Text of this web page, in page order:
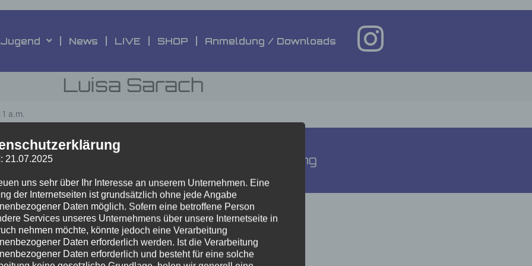
Jugend News LIVE SHOP Anmeldung / Downloads
Luisa Sarach
a.m.
Datenschutzerklärung
& Umsetzung byAhrens & Ahrens
21.07.2025
uns sehr über Ihr Interesse an unserem Unternehmen. Eine
der Internetseiten ist grundsätzlich ohne jede Angabe
Daten möglich. Sofern eine betroffene Person
Services unseres Unternehmens über unsere Internetseite in
nehmen möchte, könnte jedoch eine Verarbeitung
Daten erforderlich werden. Ist die Verarbeitung
Daten erforderlich und besteht für eine solche